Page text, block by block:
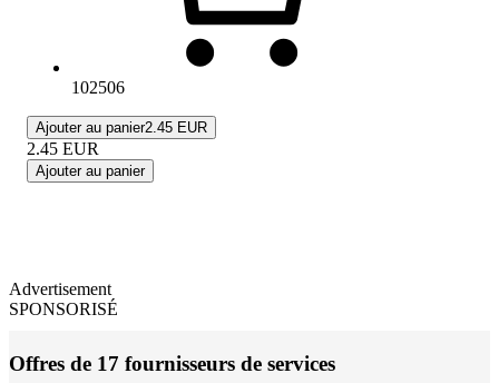
102506
Ajouter au panier2.45 EUR
2.45 EUR
Ajouter au panier
Advertisement
SPONSORISÉ
Offres de 17 fournisseurs de services